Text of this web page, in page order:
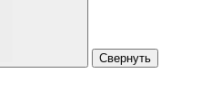
Свернуть